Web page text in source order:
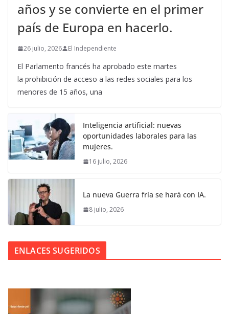
años y se convierte en el primer
país de Europa en hacerlo.
26 julio, 2026 El Independiente
El Parlamento francés ha aprobado este martes
la prohibición de acceso a las redes sociales para los
menores de 15 años, una
Inteligencia artificial: nuevas
oportunidades laborales para las
mujeres.
16 julio, 2026
La nueva Guerra fría se hará con IA.
8 julio, 2026
ENLACES SUGERIDOS